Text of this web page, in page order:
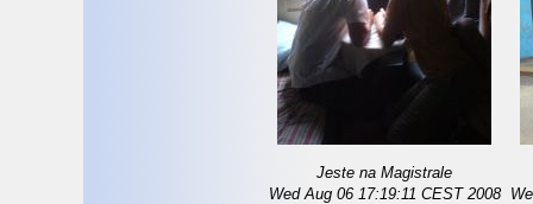
Jeste na Magistrale
Wed Aug 06 17:19:11 CEST 2008